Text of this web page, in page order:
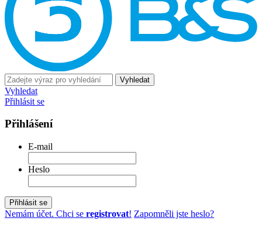
Vyhledat
Vyhledat
Přihlásit se
Přihlášení
E-mail
Heslo
Přihlásit se
Nemám účet. Chci se registrovat! Zapomněli jste heslo?